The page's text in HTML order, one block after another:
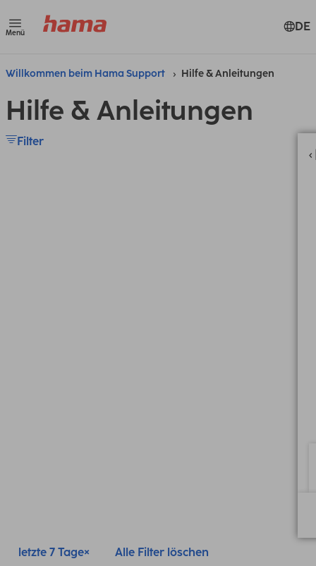
Menü DE
Willkommen beim Hama Support Hilfe & Anleitungen
Hilfe & Anleitungen
Filter
letzte 7 Tage Alle Filter löschen